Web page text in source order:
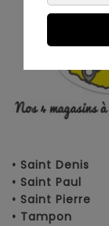
• Saint Denis
• Saint Paul
• Saint Pierre
• Tampon